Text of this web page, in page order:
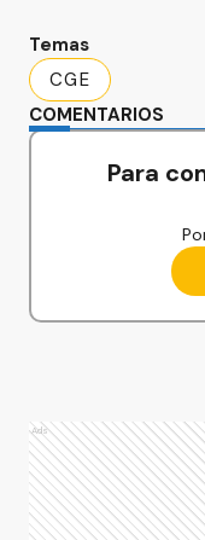
Temas
CGE
COMENTARIOS
Para
Ads